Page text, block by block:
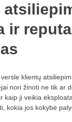
ir
klientų
nori žinoti ne tik ar
kaip ji veikia
kokia jos kokybė